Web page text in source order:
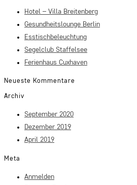
Hotel – Villa Breitenberg
Gesundheitslounge Berlin
Esstischbeleuchtung
Segelclub Staffelsee
Ferienhaus Cuxhaven
Neueste Kommentare
Archiv
September 2020
Dezember 2019
April 2019
Meta
Anmelden